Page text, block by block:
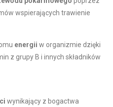
wspierających trawienie
energii w organizmie dzięki
z grupy B i innych składników
wynikający z bogactwa